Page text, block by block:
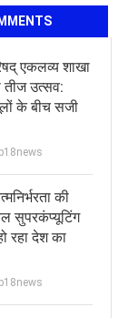
एकलव्य शाखा
तीज उत्सव:
के बीच सजी
की
सुपरकंप्यूटिंग
रहा देश का